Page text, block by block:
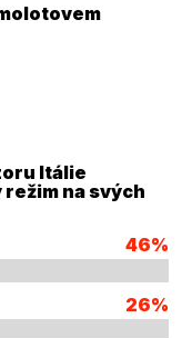
Itálie
na svých
46%
26%